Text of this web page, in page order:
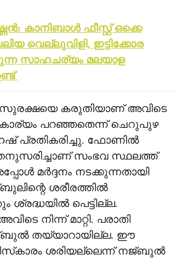
കാനിബാള്‍ ഫീസ്റ്റ് ഒക്കെ
വെല്ലുവിളി, ഇട്ടിക്കോര
സാഹചര്യം മലയാള
സുരക്ഷയെ കരുതിയാണ് അവിടെ
കാര്യം പറഞ്ഞതെന്ന് ചെറുപുഴ
പ്രതികരിച്ചു. ഫോണില്‍
സംഭവ സ്ഥലത്ത്
മര്‍ദ്ദനം നടക്കുന്നതായി
ശരീരത്തില്‍
പെട്ടില്ല.
നിന്ന് മാറ്റി. പരാതി
തയ്യാറായില്ല. ഈ
ശരിയല്ലെന്ന് നജ്ബുല്‍